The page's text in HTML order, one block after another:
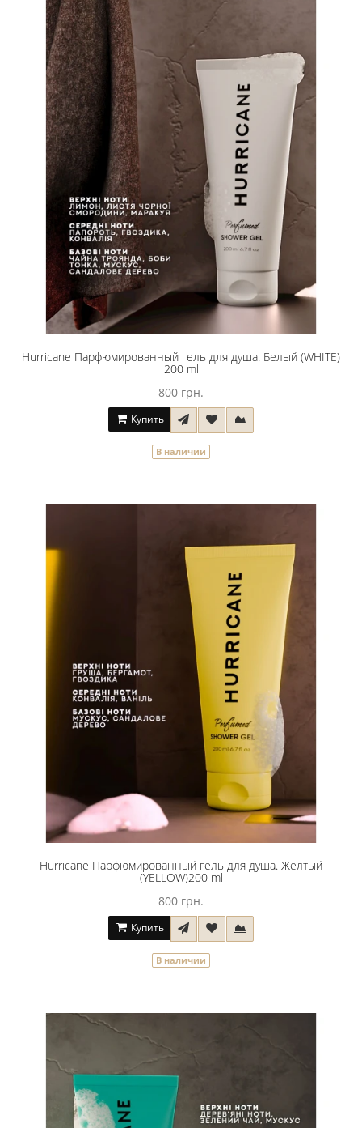
Hurricane Парфюмированный гель для душа. Белый (WHITE)
200 ml
800 грн.
Купить
В наличии
Hurricane Парфюмированный гель для душа. Желтый
(YELLOW)200 ml
800 грн.
Купить
В наличии